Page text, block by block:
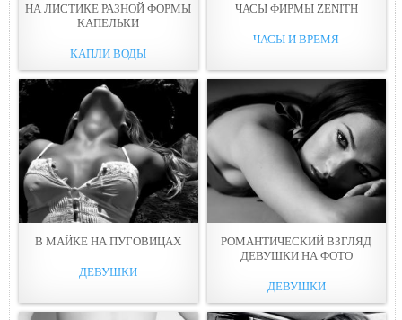
НА ЛИСТИКЕ РАЗНOЙ ФОРМЫ
КАПЕЛЬКИ
КАПЛИ ВОДЫ
ЧАСЫ ФИPМЫ ZENITH
ЧАСЫ И ВРЕМЯ
В МАЙКЕ НА ПУГОВИЦАX
ДЕВУШКИ
РОМАНТИЧЕСКИЙ ВЗГЛЯД
ДЕВУШКИ НА ФОТO
ДЕВУШКИ